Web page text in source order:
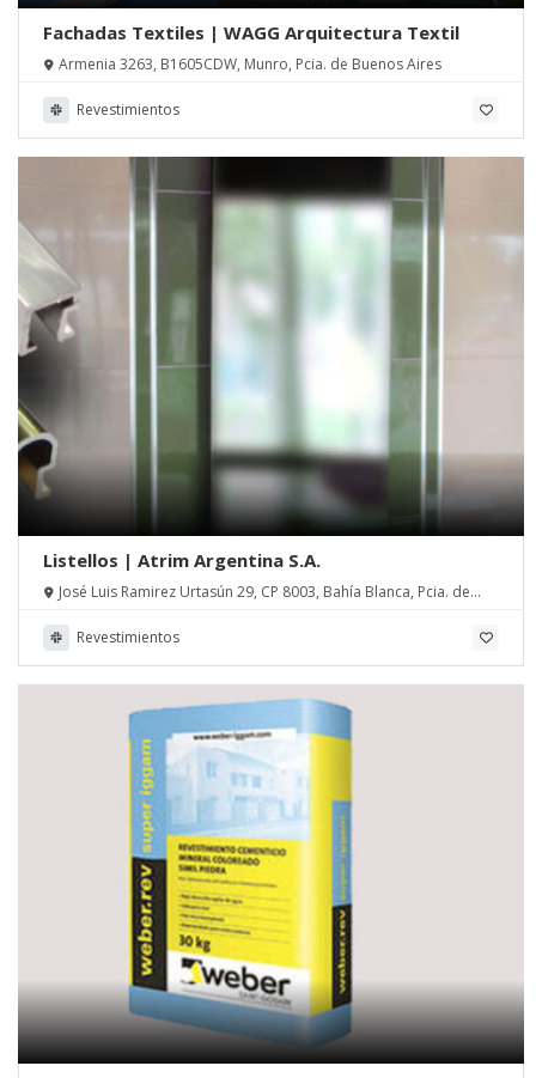
Fachadas Textiles | WAGG Arquitectura Textil
Armenia 3263, B1605CDW, Munro, Pcia. de Buenos Aires
Revestimientos
Listellos | Atrim Argentina S.A.
José Luis Ramirez Urtasún 29, CP 8003, Bahía Blanca, Pcia. de
Revestimientos